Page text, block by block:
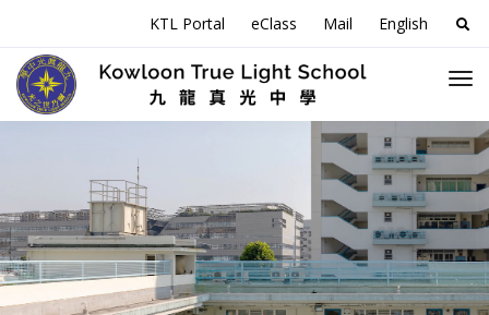
KTL Portal eClass Mail English
搜
尋
關
於